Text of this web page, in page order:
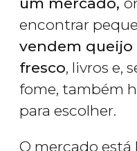
encontrar
vendem queijo
fresco, livros e,
fome, também
para escolher.
O mercado está